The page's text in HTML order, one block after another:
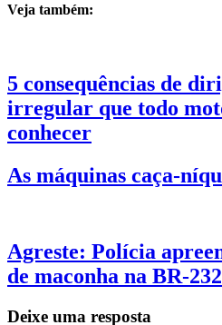
Veja também:
5 consequências de
irregular que todo
conhecer
As máquinas caça-
Agreste: Polícia
de maconha na BR-232
Deixe uma resposta